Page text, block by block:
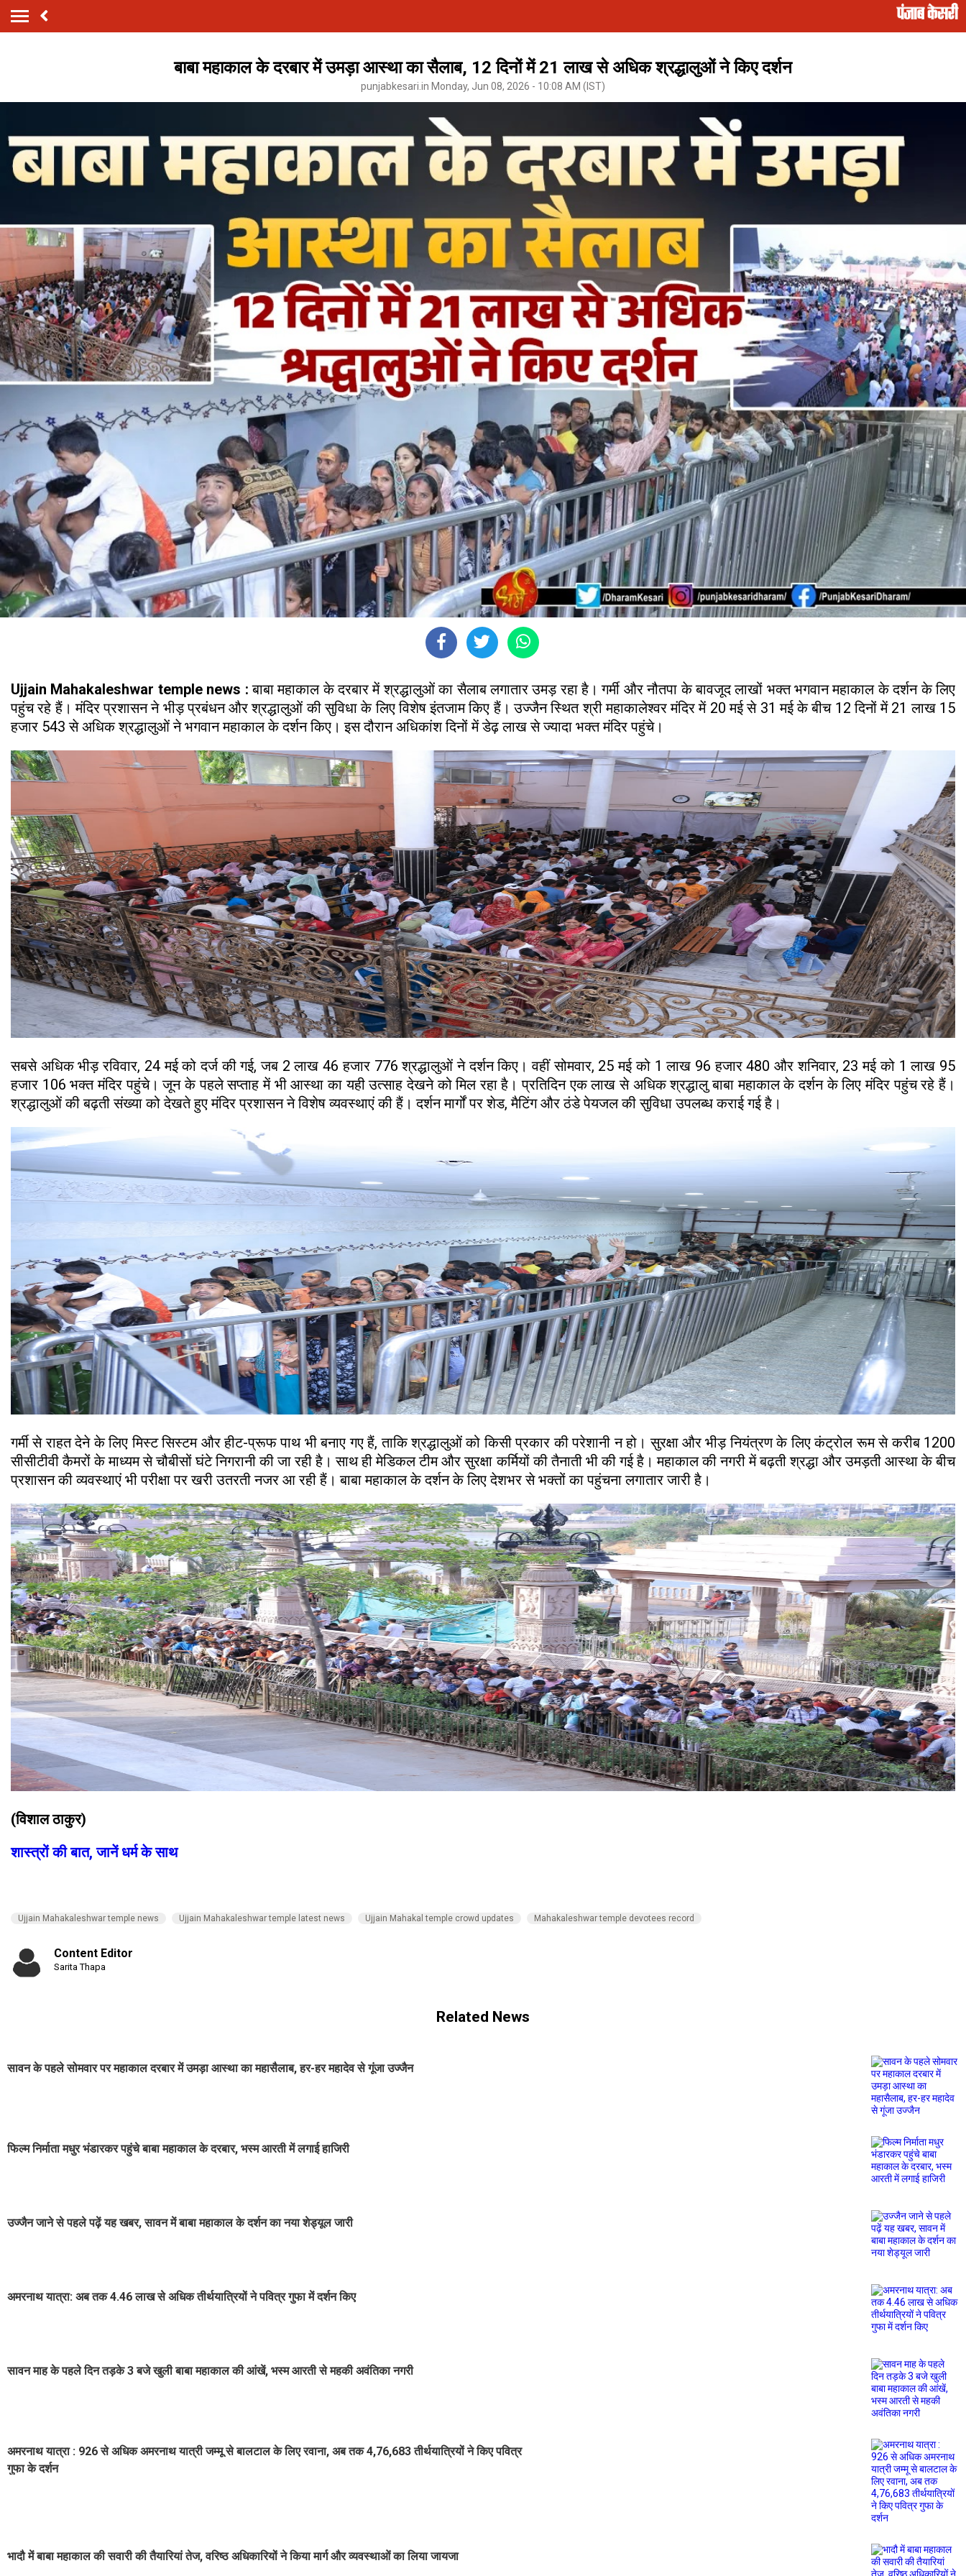
बाबा महाकाल के दरबार में उमड़ा आस्था का सैलाब, 12 दिनों में 21 लाख से अधिक श्रद्धालुओं ने किए दर्शन
punjabkesari.in Monday, Jun 08, 2026 - 10:08 AM (IST)
Ujjain Mahakaleshwar temple news : बाबा महाकाल के दरबार में श्रद्धालुओं का सैलाब लगातार उमड़ रहा है। गर्मी और नौतपा के बावजूद लाखों भक्त भगवान महाकाल के दर्शन के लिए
पहुंच रहे हैं। मंदिर प्रशासन ने भीड़ प्रबंधन और श्रद्धालुओं की सुविधा के लिए विशेष इंतजाम किए हैं। उज्जैन स्थित श्री महाकालेश्वर मंदिर में 20 मई से 31 मई के बीच 12 दिनों में 21 लाख 15
हजार 543 से अधिक श्रद्धालुओं ने भगवान महाकाल के दर्शन किए। इस दौरान अधिकांश दिनों में डेढ़ लाख से ज्यादा भक्त मंदिर पहुंचे।
सबसे अधिक भीड़ रविवार, 24 मई को दर्ज की गई, जब 2 लाख 46 हजार 776 श्रद्धालुओं ने दर्शन किए। वहीं सोमवार, 25 मई को 1 लाख 96 हजार 480 और शनिवार, 23 मई को 1 लाख 95
हजार 106 भक्त मंदिर पहुंचे। जून के पहले सप्ताह में भी आस्था का यही उत्साह देखने को मिल रहा है। प्रतिदिन एक लाख से अधिक श्रद्धालु बाबा महाकाल के दर्शन के लिए मंदिर पहुंच रहे हैं।
श्रद्धालुओं की बढ़ती संख्या को देखते हुए मंदिर प्रशासन ने विशेष व्यवस्थाएं की हैं। दर्शन मार्गों पर शेड, मैटिंग और ठंडे पेयजल की सुविधा उपलब्ध कराई गई है।
गर्मी से राहत देने के लिए मिस्ट सिस्टम और हीट-प्रूफ पाथ भी बनाए गए हैं, ताकि श्रद्धालुओं को किसी प्रकार की परेशानी न हो। सुरक्षा और भीड़ नियंत्रण के लिए कंट्रोल रूम से करीब 1200
सीसीटीवी कैमरों के माध्यम से चौबीसों घंटे निगरानी की जा रही है। साथ ही मेडिकल टीम और सुरक्षा कर्मियों की तैनाती भी की गई है। महाकाल की नगरी में बढ़ती श्रद्धा और उमड़ती आस्था के बीच
प्रशासन की व्यवस्थाएं भी परीक्षा पर खरी उतरती नजर आ रही हैं। बाबा महाकाल के दर्शन के लिए देशभर से भक्तों का पहुंचना लगातार जारी है।
(विशाल ठाकुर)
शास्त्रों की बात, जानें धर्म के साथ
Ujjain Mahakaleshwar temple news Ujjain Mahakaleshwar temple latest news Ujjain Mahakal temple crowd updates Mahakaleshwar temple devotees record
Content Editor
Sarita Thapa
Related News
सावन के पहले सोमवार पर महाकाल दरबार में उमड़ा आस्था का महासैलाब, हर-हर महादेव से गूंजा उज्जैन
फिल्म निर्माता मधुर भंडारकर पहुंचे बाबा महाकाल के दरबार, भस्म आरती में लगाई हाजिरी
उज्जैन जाने से पहले पढ़ें यह खबर, सावन में बाबा महाकाल के दर्शन का नया शेड्यूल जारी
अमरनाथ यात्रा: अब तक 4.46 लाख से अधिक तीर्थयात्रियों ने पवित्र गुफा में दर्शन किए
सावन माह के पहले दिन तड़के 3 बजे खुली बाबा महाकाल की आंखें, भस्म आरती से महकी अवंतिका नगरी
अमरनाथ यात्रा : 926 से अधिक अमरनाथ यात्री जम्मू से बालटाल के लिए रवाना, अब तक 4,76,683 तीर्थयात्रियों ने किए पवित्र
गुफा के दर्शन
भादौ में बाबा महाकाल की सवारी की तैयारियां तेज, वरिष्ठ अधिकारियों ने किया मार्ग और व्यवस्थाओं का लिया जायजा